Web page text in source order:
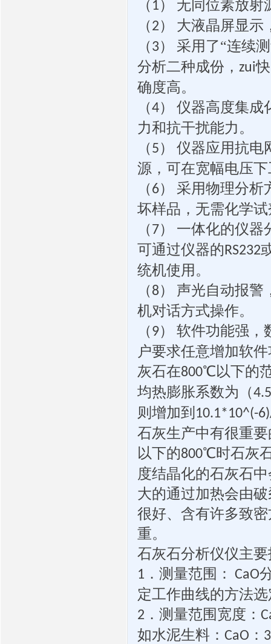
（ 1 ）
无同位素放射
（ 2）
大液晶屏显示
（ 3）
采用了“连续
分析二种成份， zui快
确度高。
（4）
仪器高度集成
力和抗干扰能力。
（ 5 ）
仪器应用抗电
源，可在宽幅电压
（ 6）
采用物理分析
坏样品，无需化学
（ 7）
一体化的仪器
可通过仪器的RS232
统机使用。
（ 8）
声光自动报警
机对话方式操作。
（ 9）
软件功能强，
户要求任意增加软
灰石在800℃以下的
均热膨胀系数为（
则增加到 10.1*10^(-
石灰生产中有很重
以下的800℃时石灰
度结晶化的石灰石
大的通过加热会由
很好、含有许多致
重。
石灰石分析仪仪主
1 ．测量范围： CaO
定工作曲线的方法
2 ．测量范围宽度：
如水泥生料： CaO ：